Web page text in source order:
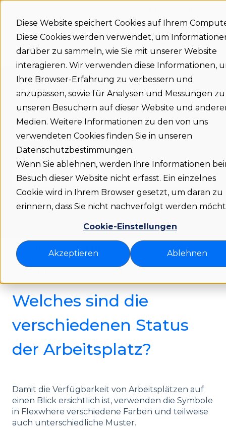
Diese Website speichert Cookies auf Ihrem
Diese Cookies werden verwendet, um
darüber zu sammeln, wie Sie mit unserer Website
interagieren. Wir verwenden diese Informationen,
Ihre Browser-Erfahrung zu verbessern und
anzupassen, sowie für Analysen und Messungen zu
unseren Besuchern auf dieser Website und
Medien. Weitere Informationen zu den von uns
verwendeten Cookies finden Sie in unseren
Datenschutzbestimmungen.
Wenn Sie ablehnen, werden Ihre Informationen
Besuch dieser Website nicht erfasst. Ein einzelnes
Cookie wird in Ihrem Browser gesetzt, um daran zu
erinnern, dass Sie nicht nachverfolgt werden
Cookie-Einstellungen
Akzeptieren Ablehnen
Support
home
Status
Download
Untermenü
Language
Wie können wir Ihnen
helfen?
Es gibt keine Vorschläge, da das Suchfeld leer
Flexwhere support DE
Welches sind die
verschiedenen Status
der Arbeitsplatz?
Damit die Verfügbarkeit von Arbeitsplätzen auf
einen Blick ersichtlich ist, verwenden die Symbole
in Flexwhere verschiedene Farben und teilweise
auch unterschiedliche Muster.